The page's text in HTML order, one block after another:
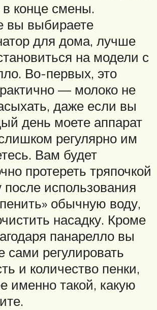
конце смены.
вы выбираете
для дома, лучше
на модели с
Во-первых, это
— молоко не
даже если вы
день моете аппарат
регулярно им
Вам будет
протереть тряпочкой
после использования
обычную воду,
насадку. Кроме
панарелло вы
сами регулировать
и количество пенки,
именно такой, какую